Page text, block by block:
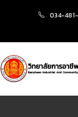
034-481-